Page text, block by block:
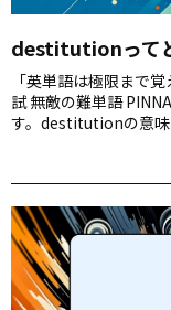
destitutionって
「英単語は極限まで
試 無敵の難単語
す。destitutionの意